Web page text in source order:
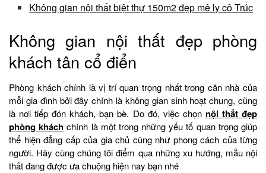
Không gian nội thất biệt thự 150m2 đẹp mê ly cô Trúc
Không gian nội thất đẹp phòng
khách tân cổ điển
Phòng khách chính là vị trí quan trọng nhất trong căn nhà của
mỗi gia đình bởi đây chính là không gian sinh hoạt chung, cũng
là nơi tiếp đón khách, bạn bè. Do đó, việc chọn nội thất đẹp
phòng khách chính là một trong những yếu tố quan trọng giúp
thể hiện đẳng cấp của gia chủ cũng như phong cách của từng
người. Hãy cùng chúng tôi điểm qua những xu hướng, mẫu nội
thất đang được ưa chuộng hiện nay bạn nhé